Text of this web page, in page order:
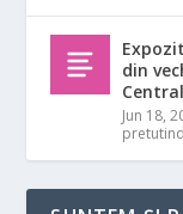
din
Jun 18,